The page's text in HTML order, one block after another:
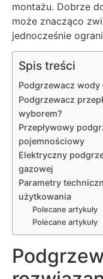
montażu. Dobrze
może znacząco
jednocześnie
Spis treści
Podgrzewacz wody
Podgrzewacz
wyborem?
Przepływowy
pojemnościowy
Elektryczny
gazowej
Parametry
użytkowania
Polecane artykuły
Polecane artykuły